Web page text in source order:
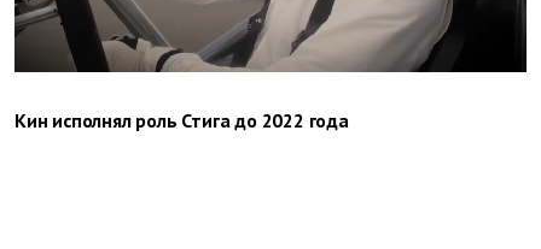
Кин исполнял роль Стига до 2022 года